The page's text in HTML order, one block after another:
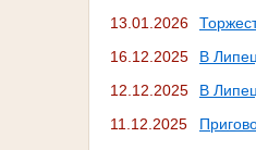
13.01.2026
16.12.2025
В
12.12.2025
В
11.12.2025